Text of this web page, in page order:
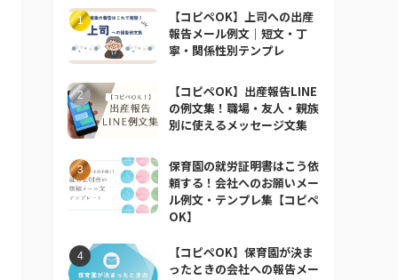
【コピペOK】上司への出産
報告メール例文｜短文・丁
寧・関係性別テンプレ
【コピペOK】出産報告LINE
の例文集！職場・友人・親族
別に使えるメッセージ文集
保育園の就労証明書はこう依
頼する！会社へのお願いメー
ル例文・テンプレ集【コピペ
OK】
【コピペOK】保育園が決ま
ったときの会社への報告メー